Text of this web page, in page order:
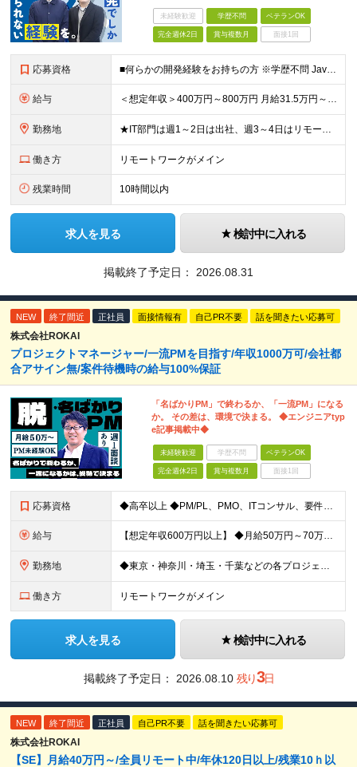
未経験歓迎 学歴不問 ベテランOK
完全週休2日 賞与複数月 面接1回
応募資格 ■何らかの開発経験をお持ちの方 ※学歴不問 Javaは経験ないがWebアプリケーション運用知識やDB知識が豊富など 何か一つでも強みがあれば活躍できる可能性があります！ 興味をお持ちいただけましたら
給与 ＜想定年収＞400万円～800万円 月給31.5万円～55万円＋賞与＋交通費全額支給＋各種手当 ※経験・能力などを考慮し相談の上、当社規定により決定します。 ※上記金額には16～21時間分のみなし残
勤務地 ★IT部門は週1～2日は出社、週3～4日はリモートワーク ★勤務地はご本人のご希望を最優先します ■飯田橋オフィス／東京都新宿区揚場町2-26 SKビル ■本社／神奈川県相模原市南区古淵2-14-
働き方 リモートワークがメイン
残業時間 10時間以内
求人を見る 検討中に入れる
掲載終了予定日： 2026.08.31
NEW 終了間近 正社員 面接情報有 自己PR不要 話を聞きたい応募可
株式会社ROKAI
プロジェクトマネージャー/一流PMを目指す/年収1000万可/会社都
合アサイン無/案件待機時の給与100%保証
「名ばかりPM」で終わるか、「一流PM」になる
か。 その差は、環境で決まる。 ◆エンジニアtyp
e記事掲載中◆
未経験歓迎 学歴不問 ベテランOK
完全週休2日 賞与複数月 面接1回
応募資格 ◆高卒以上 ◆PM/PL、PMO、ITコンサル、要件定義、顧客折衝いずれかの経験をお持ちの方 ～こんな方に向いています～ ・代表とフラットにキャリアや給与の相談をしたい ・火消しや目先の調整だけで
給与 【想定年収600万円以上】 ◆月給50万円～70万円＋賞与年2回 ※経験・年齢・能力を考慮の上、当社規定により優遇いたします ※試用期間1ヶ月あり、待遇等に差異なし ※残業代別途全額支給 〈スキル別
勤務地 ◆東京・神奈川・埼玉・千葉などの各プロジェクト先 ※希望勤務地を考慮します。 ※お客様先の9割は、東京23区内です。 ※転居を伴う転勤はありません。 ※フルリモートの場合は原則客先常駐となります。
働き方 リモートワークがメイン
求人を見る 検討中に入れる
掲載終了予定日： 2026.08.10 残り3日
NEW 終了間近 正社員 自己PR不要 話を聞きたい応募可
株式会社ROKAI
【SE】月給40万円～/全員リモート中/年休120日以上/残業10ｈ以